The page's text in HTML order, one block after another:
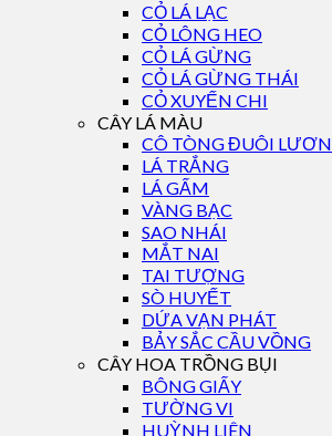
CỎ LÁ LẠC
CỎ LÔNG HEO
CỎ LÁ GỪNG
CỎ LÁ GỪNG THÁI
CỎ XUYẾN CHI
CÂY LÁ MÀU
CÔ TÒNG ĐUÔI LƯƠN
LÁ TRẮNG
LÁ GẤM
VÀNG BẠC
SAO NHÁI
MẮT NAI
TAI TƯỢNG
SÒ HUYẾT
DỨA VẠN PHÁT
BẢY SẮC CẦU VỒNG
CÂY HOA TRỒNG BỤI
BÔNG GIẤY
TƯỜNG VI
HUỲNH LIÊN